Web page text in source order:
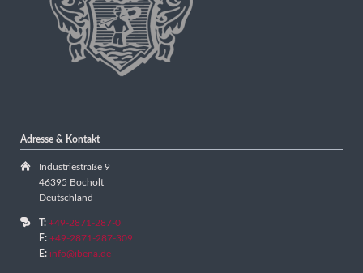
Adresse & Kontakt
Industriestraße 9
46395 Bocholt
Deutschland
T: +49-2871-287-0
F: +49-2871-287-309
E: info@ibena.de